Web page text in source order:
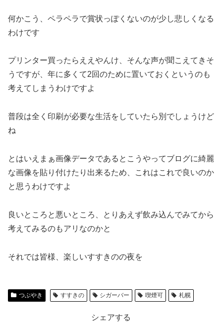
何かこう、ペラペラで賞状っぽくないのが少し悲しくなる
わけです
プリンター買ったらええやんけ、そんな声が聞こえてきそ
うですが、年に多くて2回のために置いておくというのも
考えてしまうわけですよ
普段は全く印刷が必要な生活をしていたら別でしょうけど
ね
とはいえまぁ画像データであるとこうやってブログに綺麗
な画像を貼り付けたり出来るため、これはこれで良いのか
と思うわけですよ
良いところと悪いところ、とりあえず飲み込んでみてから
考えてみるのもアリなのかと
それでは皆様、楽しいすすきのの夜を
つぶやき すすきの シガーバー 喫煙可 札幌
シェアする